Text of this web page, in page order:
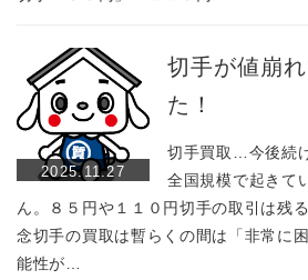
2025.11.27
切手が値崩
た！
切手買取…今後続
全国規模で起きて
ん。８５円や１１０円切手の取引は残
念切手の買取は暫らくの間は「非常に
能性が…